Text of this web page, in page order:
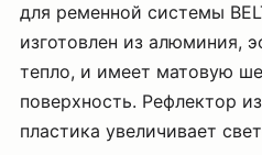
для ременной системы
изготовлен из алюминия,
тепло, и имеет матовую
поверхность. Рефлектор
пластика увеличивает